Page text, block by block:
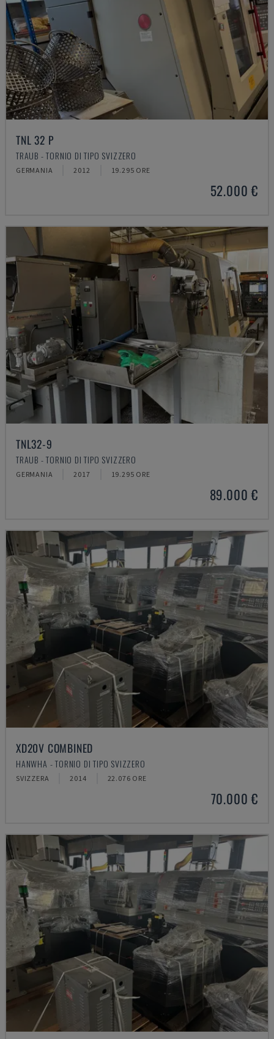
TNL 32 P
TRAUB - TORNIO DI TIPO SVIZZERO
GERMANIA 2012 19.295 ORE
52.000 €
TNL32-9
TRAUB - TORNIO DI TIPO SVIZZERO
GERMANIA 2017 19.295 ORE
89.000 €
XD20V COMBINED
HANWHA - TORNIO DI TIPO SVIZZERO
SVIZZERA 2014 22.076 ORE
70.000 €